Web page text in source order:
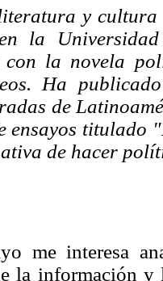
y cultura
la
con la novela
Ha
de
ensayos titulado
de hacer
me interesa
la información y